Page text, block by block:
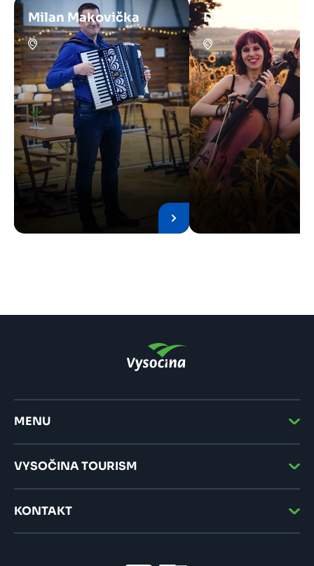
Milan Makovička Duo Cantis
MENU
VYSOČINA TOURISM
KONTAKT